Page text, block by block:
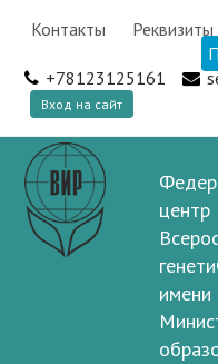
Контакты Реквизиты
+78123125161
Вход на сайт
центр